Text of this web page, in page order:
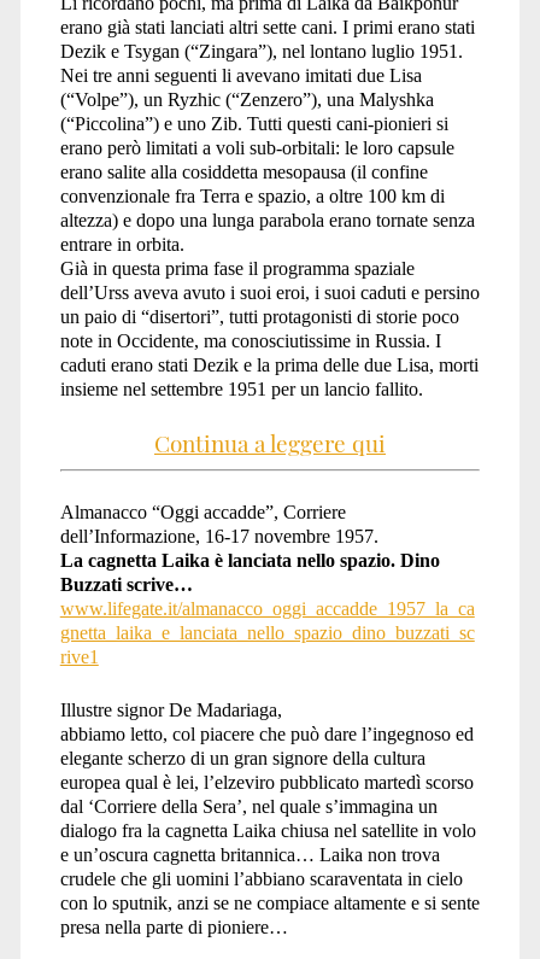
erano già stati lanciati altri sette cani. I primi erano stati
Dezik e Tsygan (“Zingara”), nel lontano luglio 1951.
Nei tre anni seguenti li avevano imitati due Lisa
(“Volpe”), un Ryzhic (“Zenzero”), una Malyshka
(“Piccolina”) e uno Zib. Tutti questi cani-pionieri si
erano però limitati a voli sub-orbitali: le loro capsule
erano salite alla cosiddetta mesopausa (il confine
convenzionale fra Terra e spazio, a oltre 100 km di
altezza) e dopo una lunga parabola erano tornate senza
entrare in orbita.
Già in questa prima fase il programma spaziale
dell’Urss aveva avuto i suoi eroi, i suoi caduti e persino
un paio di “disertori”, tutti protagonisti di storie poco
note in Occidente, ma conosciutissime in Russia. I
caduti erano stati Dezik e la prima delle due Lisa, morti
insieme nel settembre 1951 per un lancio fallito.
Continua a leggere qui
Almanacco “Oggi accadde”, Corriere
dell’Informazione, 16-17 novembre 1957.
La cagnetta Laika è lanciata nello spazio. Dino
Buzzati scrive…
www.lifegate.it/almanacco_oggi_accadde_1957_la_ca
gnetta_laika_e_lanciata_nello_spazio_dino_buzzati_sc
rive1
Illustre signor De Madariaga,
abbiamo letto, col piacere che può dare l’ingegnoso ed
elegante scherzo di un gran signore della cultura
europea qual è lei, l’elzeviro pubblicato martedì scorso
dal ‘Corriere della Sera’, nel quale s’immagina un
dialogo fra la cagnetta Laika chiusa nel satellite in volo
e un’oscura cagnetta britannica… Laika non trova
crudele che gli uomini l’abbiano scaraventata in cielo
con lo sputnik, anzi se ne compiace altamente e si sente
presa nella parte di pioniere…